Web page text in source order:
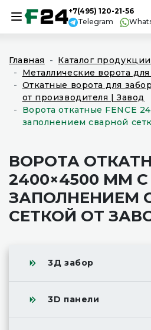
+7(495) 120-21-56
Telegram
Главная
Каталог продукции
Металлические ворота для
Откатные ворота для
от производителя | Завод
Ворота откатные FENCE
заполнением сварной
ВОРОТА
2400×4500 ММ С
ЗАПОЛНЕНИЕМ
СЕТКОЙ ОТ
3Д забор
3D панели